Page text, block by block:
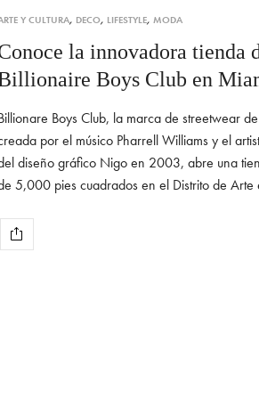
Y CULTURA, DECO, LIFESTYLE, MODA
la innovadora tienda
Boys Club en
Boys Club, la marca de streetwear
por el músico Pharrell Williams y el
diseño gráfico Nigo en 2003, abre una
5,000 pies cuadrados en el Distrito de Arte